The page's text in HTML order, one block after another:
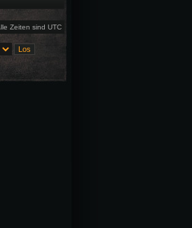
Zeiten sind UTC